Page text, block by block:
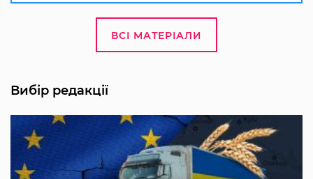
ВСІ МАТЕРІАЛИ
Вибір редакції